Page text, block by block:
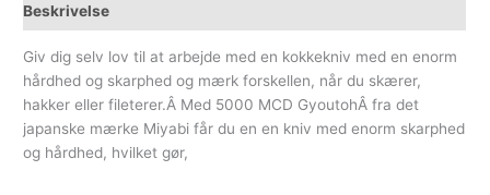
Beskrivelse
Giv dig selv lov til at arbejde med en kokkekniv med en enorm
hårdhed og skarphed og mærk forskellen, når du skærer,
hakker eller fileterer.Â Med 5000 MCD GyoutohÂ fra det
japanske mærke Miyabi får du en en kniv med enorm skarphed
og hårdhed, hvilket gør,